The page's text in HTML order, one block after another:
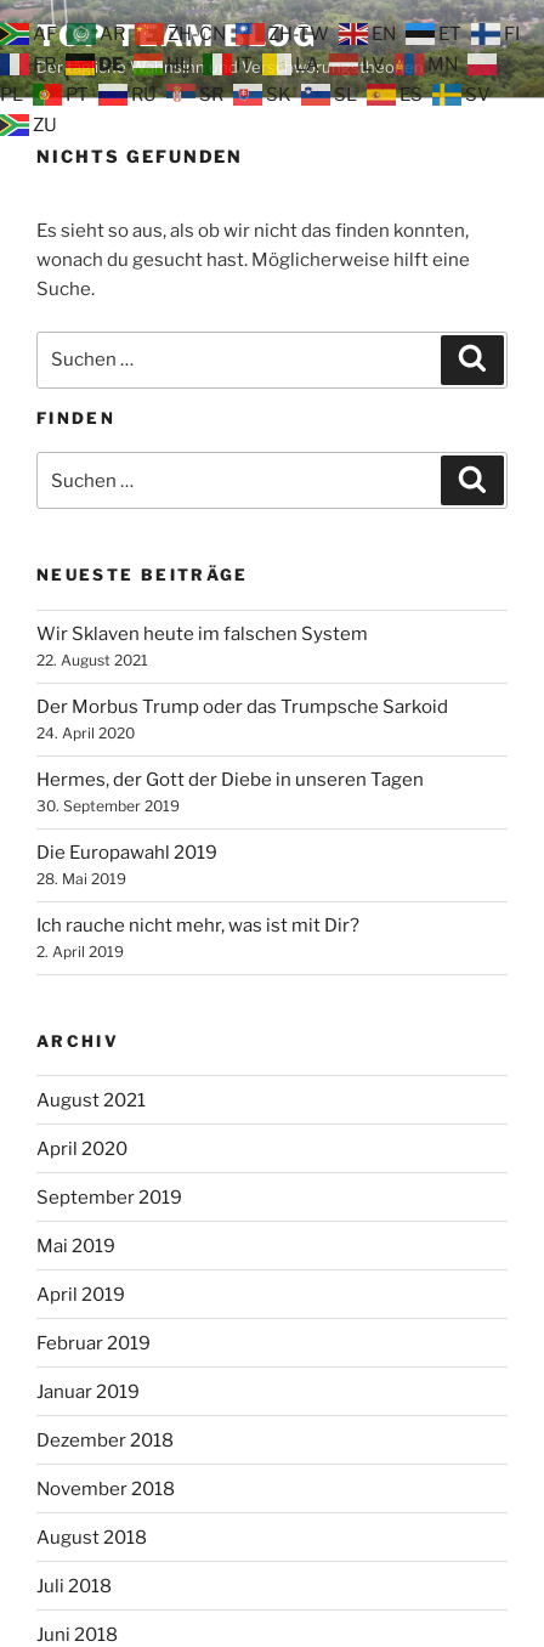
Zum
Inhalt
springen
TOP TEAM BLOG
Der tägliche Wahnsinn und Verschwörungstheorien
NICHTS GEFUNDEN
Es sieht so aus, als ob wir nicht das finden konnten,
wonach du gesucht hast. Möglicherweise hilft eine
Suche.
nach:
FINDEN
nach:
NEUESTE BEITRÄGE
Wir Sklaven heute im falschen System
22. August 2021
Der Morbus Trump oder das Trumpsche Sarkoid
24. April 2020
Hermes, der Gott der Diebe in unseren Tagen
30. September 2019
Die Europawahl 2019
28. Mai 2019
Ich rauche nicht mehr, was ist mit Dir?
2. April 2019
ARCHIV
August 2021
April 2020
September 2019
Mai 2019
April 2019
Februar 2019
Januar 2019
Dezember 2018
November 2018
August 2018
Juli 2018
Juni 2018
AF AR ZH-CN ZH-TW EN ET
FI
FR
DE HU IT LA LV
MN
PL
PT RU SR SK SL ES
SV
ZU